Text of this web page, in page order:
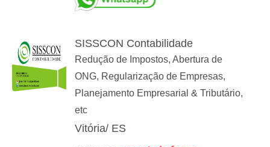
SISSCON Contabilidade
Redução de Impostos, Abertura de
ONG, Regularização de Empresas,
Planejamento Empresarial & Tributário,
etc
Vitória/ ES